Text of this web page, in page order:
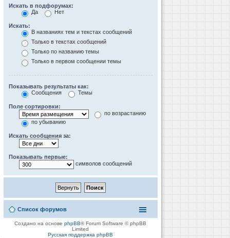
Искать в подфорумах:
Да
Нет
Искать:
В названиях тем и текстах сообщений
Только в текстах сообщений
Только по названию темы
Только в первом сообщении темы
Показывать результаты как:
Сообщения
Темы
Поле сортировки:
по возрастанию
по убыванию
Искать сообщения за:
Показывать первые:
символов сообщений
Список форумов
Создано на основеphpBB® Forum Software © phpBB
Limited
Русская поддержка phpBB